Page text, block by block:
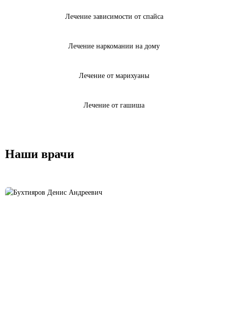
Лечение зависимости от спайса
Лечение наркомании на дому
Лечение от марихуаны
Лечение от гашиша
Наши врачи